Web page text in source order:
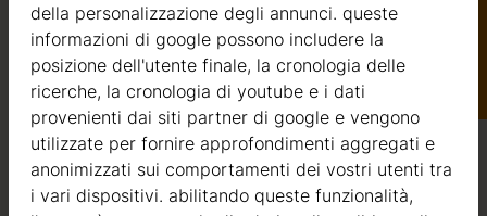
Qualità
Siamo attivi nel settore della produzione di strutture in
legno dal 2004. Nel corso di questi anni, abbiamo
selezionato i migliori fornitori di legname. Utilizziamo
esclusivamente abete nordico a crescita lenta
proveniente da foreste certificate FSC nell’Europa del
della personalizzazione degli annunci. queste
informazioni di google possono includere la
posizione dell'utente finale, la cronologia delle
ricerche, la cronologia di youtube e i dati
provenienti dai siti partner di google e vengono
utilizzate per fornire approfondimenti aggregati e
anonimizzati sui comportamenti dei vostri utenti tra
i vari dispositivi. abilitando queste funzionalità,